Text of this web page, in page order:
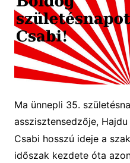
Ma ünnepli 35.
asszisztensedzője, Hajdu
Csabi hosszú ideje a
időszak kezdete óta